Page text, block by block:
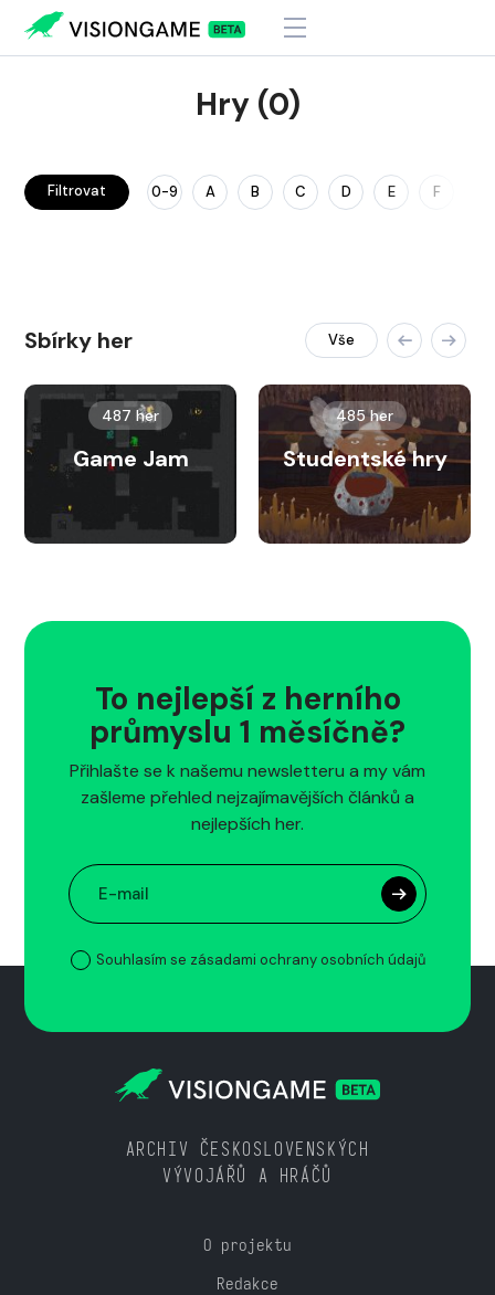
Hry (0)
Filtrovat 0-9 A B C D E F
Sbírky her Vše
487 her
Game Jam
485 her
Studentské hry
To nejlepší z herního
průmyslu 1 měsíčně?
Přihlašte se k našemu newsletteru a my vám
zašleme přehled nejzajímavějších článků a
nejlepších her.
Souhlasím se zásadami ochrany osobních údajů
ARCHIV ČESKOSLOVENSKÝCH
VÝVOJÁŘŮ A HRÁČŮ
O projektu
Redakce